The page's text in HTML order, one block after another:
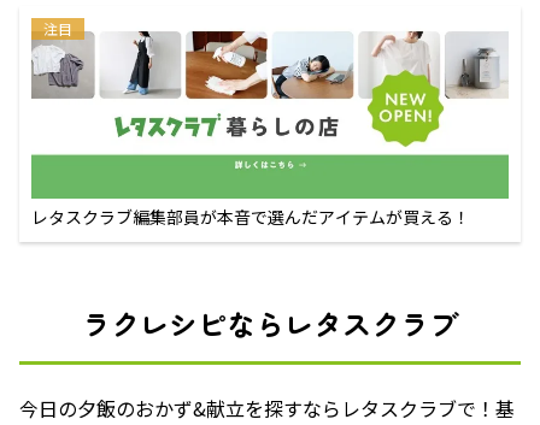
注目
レタスクラブ編集部員が本音で選んだアイテムが買える！
ラクレシピならレタスクラブ
今日の夕飯のおかず&献立を探すならレタスクラブで！基